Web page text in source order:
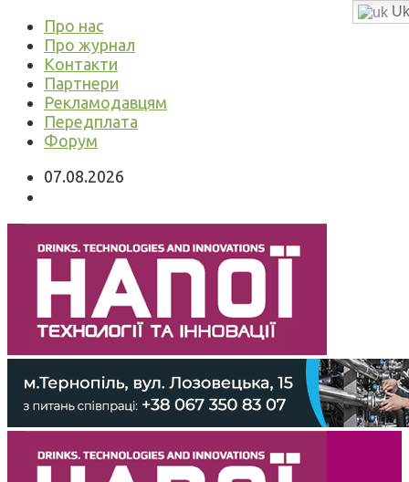
Про нас
Про журнал
Контакти
Партнери
Рекламодавцям
Передплата
Форум
07.08.2026